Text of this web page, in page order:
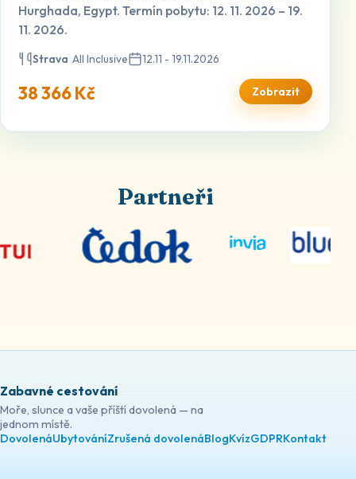
Hurghada, Egypt. Termín pobytu: 12. 11. 2026 – 19.
11. 2026.
Strava All Inclusive 12.11 - 19.11.2026
38 366 Kč Zobrazit
Partneři
Zabavné cestování
Moře, slunce a vaše příští dovolená — na
jednom místě.
DovolenáUbytováníZrušená dovolenáBlogKvízGDPRKontakt